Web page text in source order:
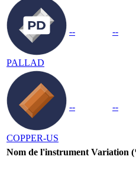
PALLAD
-- --
COPPER-US
-- --
Nom de l'instrument Variation